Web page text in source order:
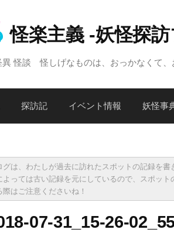
怪楽主義 -妖怪探
異 怪談 怪しげなものは、おっかなくて、
探訪記 イベント情報 妖怪事
グは、わたしが過去に訪れたスポットの記録を書
よっては古い記録を元にしているので、スポット
際はご注意くださいね！
07-31_15-26-